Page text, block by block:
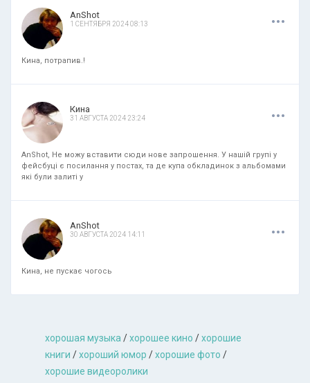
AnShot
1 СЕНТЯБРЯ 2024 08:13 ...
Кина, потрапив.!
Кина
31 АВГУСТА 2024 23:24 ...
AnShot, Не можу вставити сюди нове запрошення. У нашій групі у
фейсбуці є посилання у постах, та де купа обкладинок з альбомами
які були залиті у
AnShot
30 АВГУСТА 2024 14:11 ...
Кина, не пускає чогось
хорошая музыкa /хорошее кино /хорошие
книги /хороший юмор /хорошие фото /
хорошие видеоролики